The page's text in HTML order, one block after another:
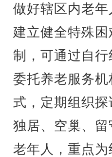
做好辖区内老
建立健全特殊
制，可通过自
委托养老服务
式，定期组织
独居、空巢、
老年人，重点